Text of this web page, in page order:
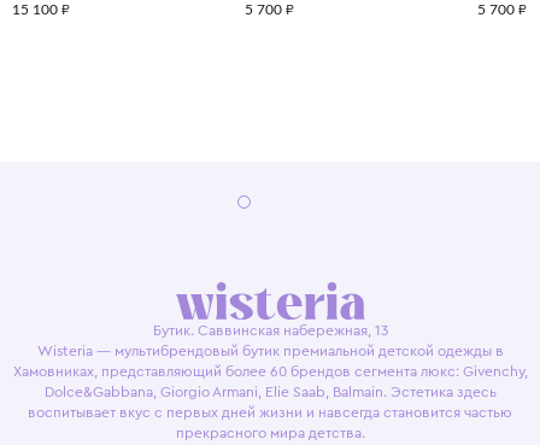
15 100 ₽ 5 700 ₽ 5 700 ₽
Бутик. Саввинская набережная, 13
Wisteria — мультибрендовый бутик премиальной детской одежды в
Хамовниках, представляющий более 60 брендов сегмента люкс: Givenchy,
Dolce&Gabbana, Giorgio Armani, Elie Saab, Balmain. Эстетика здесь
воспитывает вкус с первых дней жизни и навсегда становится частью
прекрасного мира детства.